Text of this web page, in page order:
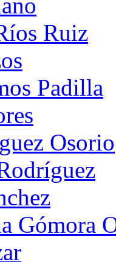
Ruiz
Padilla
Osorio
Gómora